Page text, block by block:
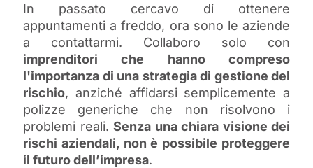
In passato cercavo di ottenere
appuntamenti a freddo, ora sono le aziende
a contattarmi. Collaboro solo con
imprenditori che hanno compreso
l'importanza di una strategia di gestione del
rischio, anziché affidarsi semplicemente a
polizze generiche che non risolvono i
problemi reali. Senza una chiara visione dei
rischi aziendali, non è possibile proteggere
il futuro dell’impresa.